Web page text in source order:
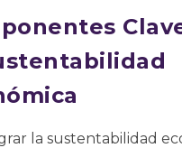
la sustentabilidad